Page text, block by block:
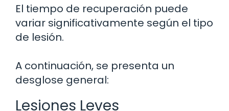
El tiempo de recuperación puede
variar significativamente según el tipo
de lesión.
A continuación, se presenta un
desglose general:
Lesiones Leves